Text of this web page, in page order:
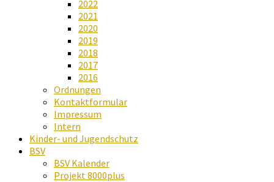
2022
2021
2020
2019
2018
2017
2016
Ordnungen
Kontaktformular
Impressum
Intern
Kinder- und Jugendschutz
BSV
BSV Kalender
Projekt 8000plus